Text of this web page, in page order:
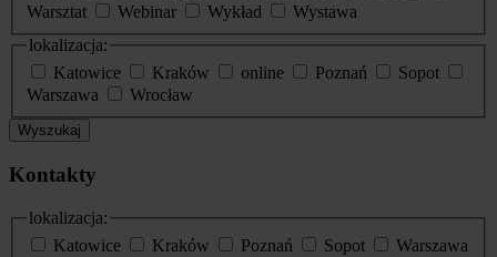
Warsztat
Webinar Wykład
Wystawa
lokalizacja:
Katowice
Kraków online Poznań
Sopot
Warszawa
Wrocław
Wyszukaj
Kontakty
lokalizacja:
Katowice
Kraków Poznań Sopot
Warszawa